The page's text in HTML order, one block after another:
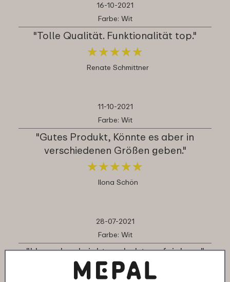
16-10-2021
Farbe: Wit
"Tolle Qualität. Funktionalität top."
★★★★★
★★★★★
Renate Schmittner
11-10-2021
Farbe: Wit
"Gutes Produkt, Könnte es aber in
verschiedenen Größen geben."
★★★★★
★★★★★
Ilona Schön
28-07-2021
Farbe: Wit
"klare durchsicht und abtropfeinlage"
★ ★ ★★★
★ ★ ★★★